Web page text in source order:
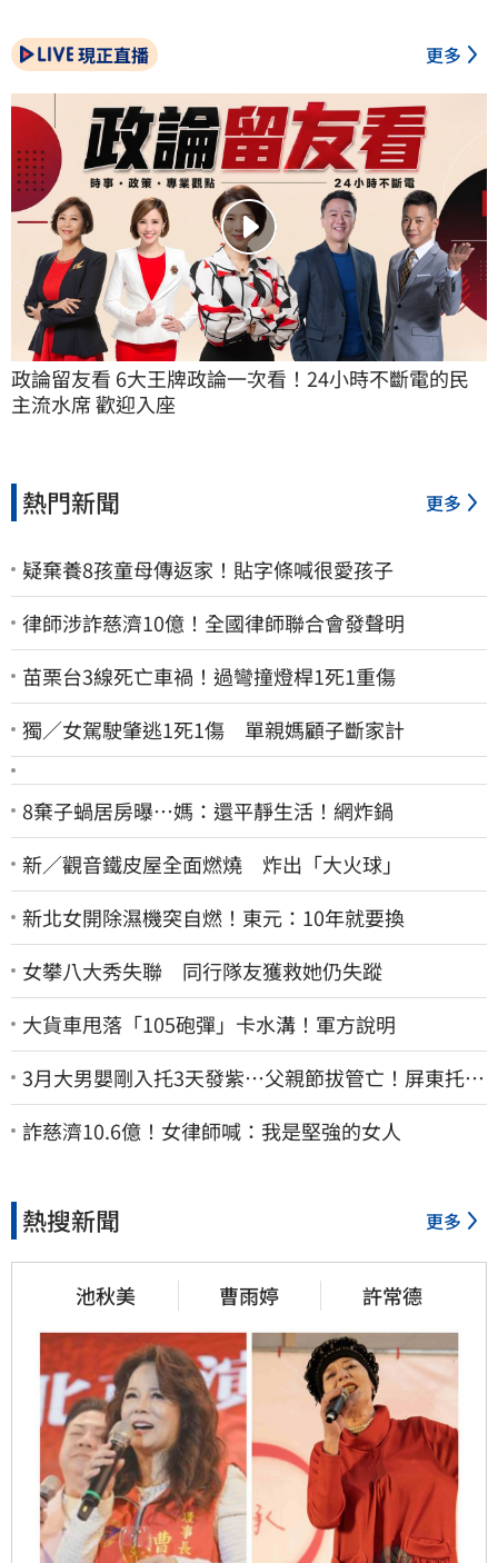
現正直播 更多
政論留友看 6大王牌政論一次看！24小時不斷電的民
主流水席 歡迎入座
熱門新聞 更多
疑棄養8孩童母傳返家！貼字條喊很愛孩子
律師涉詐慈濟10億！全國律師聯合會發聲明
苗栗台3線死亡車禍！過彎撞燈桿1死1重傷
獨／女駕駛肇逃1死1傷 單親媽顧子斷家計
8棄子蝸居房曝⋯媽：還平靜生活！網炸鍋
新／觀音鐵皮屋全面燃燒 炸出「大火球」
新北女開除濕機突自燃！東元：10年就要換
女攀八大秀失聯 同行隊友獲救她仍失蹤
大貨車甩落「105砲彈」卡水溝！軍方說明
3月大男嬰剛入托3天發紫…父親節拔管亡！屏東托嬰
中心回9字
詐慈濟10.6億！女律師喊：我是堅強的女人
熱搜新聞 更多
池秋美 曹雨婷 許常德